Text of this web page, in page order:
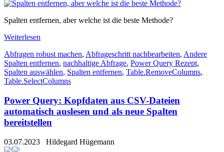
Spalten entfernen, aber welche ist die beste Methode?
Weiterlesen
Abfragen robust machen, Abfrageschritt nachbearbeiten, Andere
Spalten entfernen, nachhaltige Abfrage, Power Query Rezept,
Spalten auswählen, Spalten entfernen, Table.RemoveColumns,
Table.SelectColumns
Power Query: Kopfdaten aus CSV-Dateien
automatisch auslesen und als neue Spalten
bereitstellen
03.07.2023 Hildegard Hügemann